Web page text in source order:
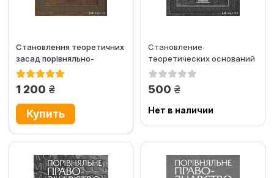
Становлення теоретичних
засад порівняльно-
правових досліджень у
1 200 грн.
Становление
теоретических оснований
сравнительно-правовых
500 грн.
Нет в наличии